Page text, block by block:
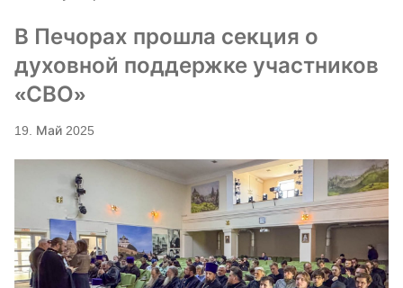
В Печорах прошла секция о
духовной поддержке участников
«СВО»
19. Май 2025